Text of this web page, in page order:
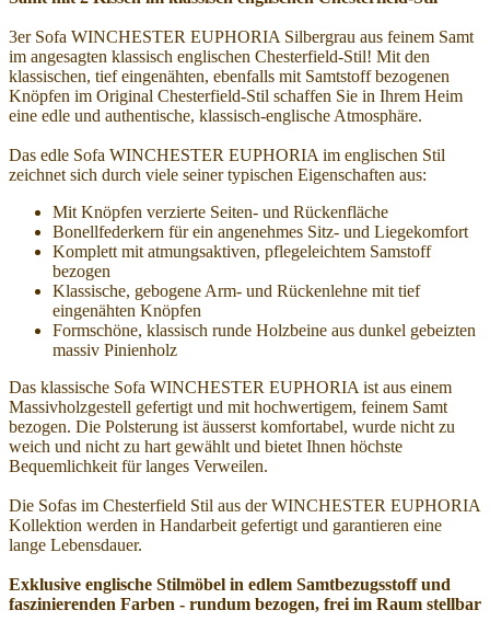
3er Sofa WINCHESTER EUPHORIA Silbergrau aus feinem Samt
im angesagten klassisch englischen Chesterfield-Stil! Mit den
klassischen, tief eingenähten, ebenfalls mit Samtstoff bezogenen
Knöpfen im Original Chesterfield-Stil schaffen Sie in Ihrem Heim
eine edle und authentische, klassisch-englische Atmosphäre.
Das edle Sofa WINCHESTER EUPHORIA im englischen Stil
zeichnet sich durch viele seiner typischen Eigenschaften aus:
Mit Knöpfen verzierte Seiten- und Rückenfläche
Bonellfederkern für ein angenehmes Sitz- und Liegekomfort
Komplett mit atmungsaktiven, pflegeleichtem Samstoff
bezogen
Klassische, gebogene Arm- und Rückenlehne mit tief
eingenähten Knöpfen
Formschöne, klassisch runde Holzbeine aus dunkel gebeizten
massiv Pinienholz
Das klassische Sofa WINCHESTER EUPHORIA ist aus einem
Massivholzgestell gefertigt und mit hochwertigem, feinem Samt
bezogen. Die Polsterung ist äusserst komfortabel, wurde nicht zu
weich und nicht zu hart gewählt und bietet Ihnen höchste
Bequemlichkeit für langes Verweilen.
Die Sofas im Chesterfield Stil aus der WINCHESTER EUPHORIA
Kollektion werden in Handarbeit gefertigt und garantieren eine
lange Lebensdauer.
Exklusive englische Stilmöbel in edlem Samtbezugsstoff und
faszinierenden Farben - rundum bezogen, frei im Raum stellbar